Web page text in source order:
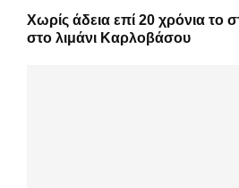
Χωρίς άδεια επί 20 χρόνια το
στο λιμάνι Καρλοβάσου